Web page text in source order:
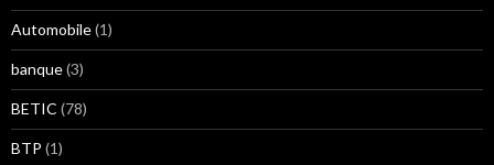
Automobile(1)
banque(3)
BETIC (78)
BTP (1)